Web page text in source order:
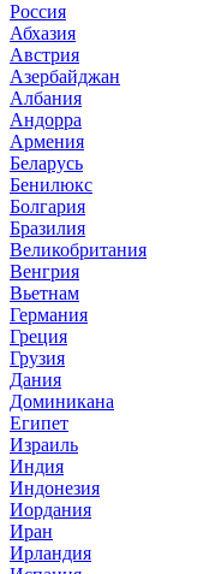
Россия
Абхазия
Австрия
Азербайджан
Албания
Андорра
Армения
Беларусь
Бенилюкс
Болгария
Бразилия
Великобритания
Венгрия
Вьетнам
Германия
Греция
Грузия
Дания
Доминикана
Египет
Израиль
Индия
Индонезия
Иордания
Иран
Ирландия